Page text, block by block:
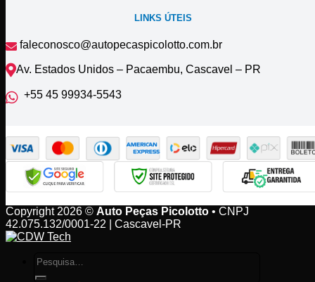
LINKS ÚTEIS
faleconosco@autopecaspicolotto.com.br
Av. Estados Unidos – Pacaembu, Cascavel – PR
+55 45 99934‑5543‬
Copyright 2026 © Auto Peças Picolotto • CNPJ
42.075.132/0001-22 | Cascavel-PR
Pesquisar
por: